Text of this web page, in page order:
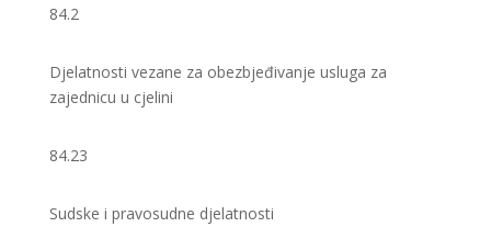
84.2
Djelatnosti vezane za obezbjeđivanje usluga za
zajednicu u cjelini
84.23
Sudske i pravosudne djelatnosti ​​